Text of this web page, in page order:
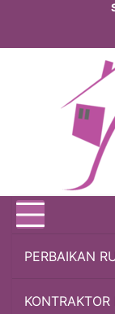
content
PERBAIKAN